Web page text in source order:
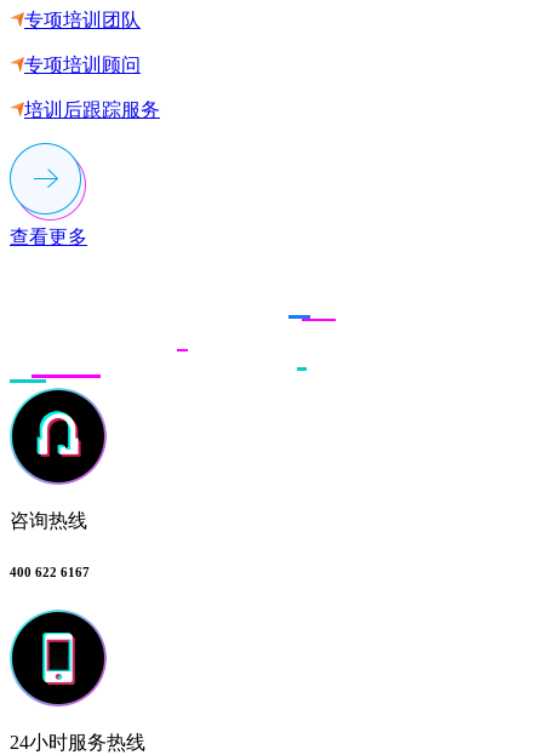
专项培训团队
专项培训顾问
培训后跟踪服务
查看更多
咨询热线
400 622 6167
24小时服务热线